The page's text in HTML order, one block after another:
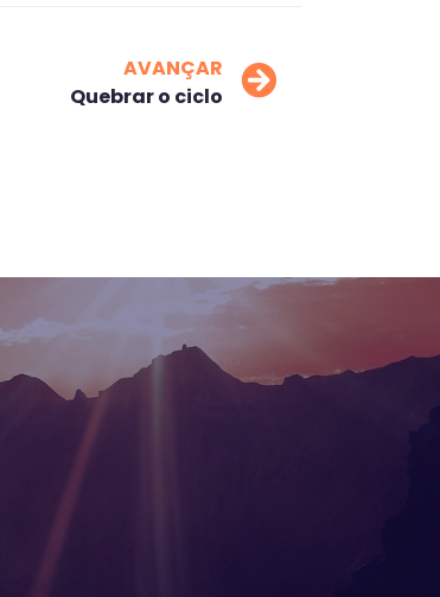
AVANÇAR
Quebrar o ciclo